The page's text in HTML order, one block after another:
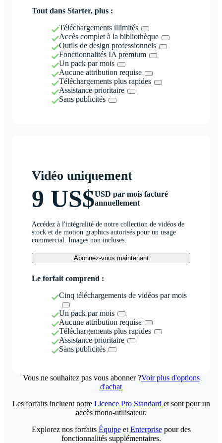
Tout dans Starter, plus :
Téléchargements illimités
Accès complet à la bibliothèque
Outils de design professionnels
Fonctionnalités IA premium
Un pack par mois
Aucune attribution requise
Téléchargements plus rapides
Assistance prioritaire
Sans publicités
Vidéo uniquement
9 US$USD par mois facturé
annuellement
Accédez à l'intégralité de notre collection de vidéos de
stock et de motion graphics autorisés pour un usage
commercial. Images non incluses.
Abonnez-vous maintenant
Le forfait comprend :
Cinq téléchargements de vidéos par mois
Un pack par mois
Aucune attribution requise
Téléchargements plus rapides
Assistance prioritaire
Sans publicités
Vous ne souhaitez pas vous abonner ?Voir plus d'options
d'achat
Les forfaits incluent notre Licence Pro Standard et sont pour un
accès mono-utilisateur.
Explorez nos forfaits Équipeet Enterprisepour des
fonctionnalités supplémentaires.